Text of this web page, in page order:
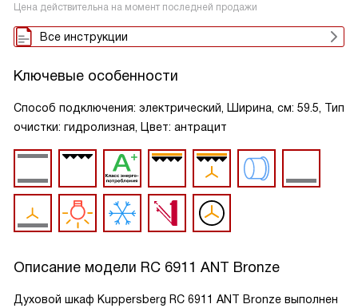
Цена действительна на момент последней продажи
Все инструкции
Ключевые особенности
Способ подключения: электрический, Ширина, см: 59.5, Тип
очистки: гидролизная, Цвет: антрацит
Описание модели RC 6911 ANT Bronze
Духовой шкаф Kuppersberg RC 6911 ANT Bronze выполнен